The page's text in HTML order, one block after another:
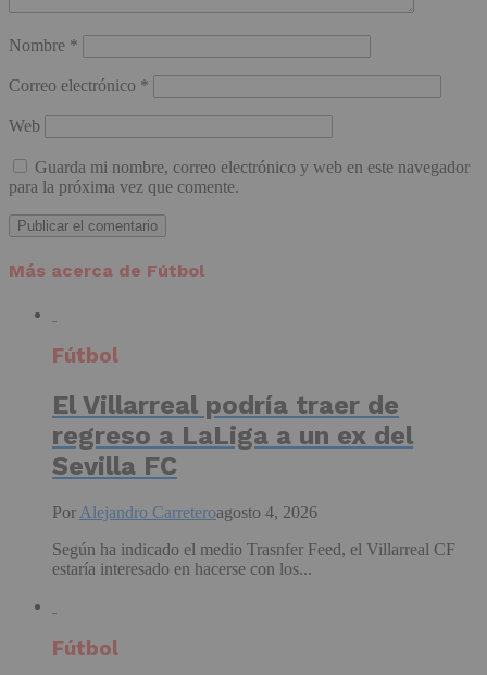
Nombre *
Correo electrónico *
Web
Guarda mi nombre, correo electrónico y web en este navegador
para la próxima vez que comente.
Más acerca de Fútbol
Fútbol
El Villarreal podría traer de
regreso a LaLiga a un ex del
Sevilla FC
Por Alejandro Carreteroagosto 4, 2026
Según ha indicado el medio Trasnfer Feed, el Villarreal CF
estaría interesado en hacerse con los...
Fútbol